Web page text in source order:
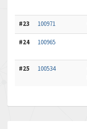
#23 100971
#24 100965
#25 100534